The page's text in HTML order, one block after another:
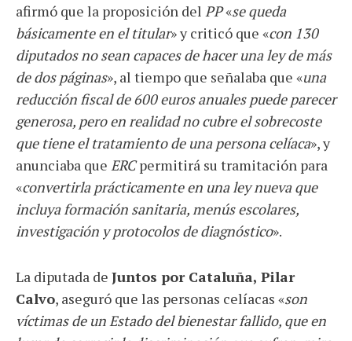
afirmó que la proposición del PP«se queda
básicamente en el titular» y criticó que «con 130
diputados no sean capaces de hacer una ley de más
de dos páginas», al tiempo que señalaba que «una
reducción fiscal de 600 euros anuales puede parecer
generosa, pero en realidad no cubre el sobrecoste
que tiene el tratamiento de una persona celíaca», y
anunciaba que ERCpermitirá su tramitación para
«convertirla prácticamente en una ley nueva que
incluya formación sanitaria, menús escolares,
investigación y protocolos de diagnóstico».
La diputada de Juntos por Cataluña, Pilar
Calvo, aseguró que las personas celíacas «son
víctimas de un Estado del bienestar fallido, que en